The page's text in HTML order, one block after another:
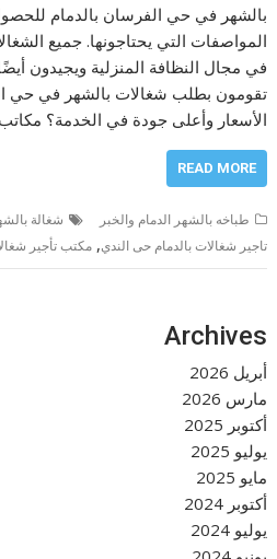
بالشهر في حي الفرسان بالدمام
المواصفات التي يحتاجونها. جميع
في مجال النظافة المنزلية ويجيدون
تقومون بطلب شغالات بالشهر في حي
الأسعار وأعلى جودة في الخدمة؟
READ MORE
طباخه بالشهر الدمام والخبر شغالة
تاجير شغالات بالدمام حى الندي,مكتب تأجير
Archives
أبريل 2026
مارس 2026
أكتوبر 2025
يوليو 2025
مايو 2025
أكتوبر 2024
يوليو 2024